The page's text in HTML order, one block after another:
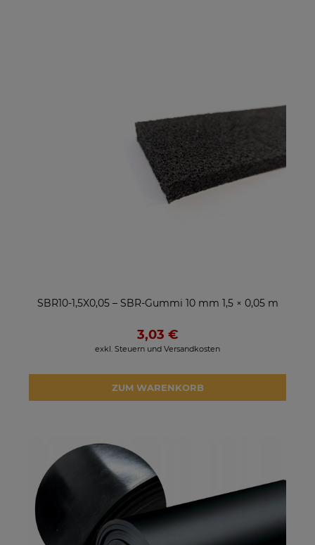
SBR10-1,5X0,05 – SBR-Gummi 10 mm 1,5 × 0,05 m
3,03 €
exkl. Steuern und Versandkosten
ZUM WARENKORB